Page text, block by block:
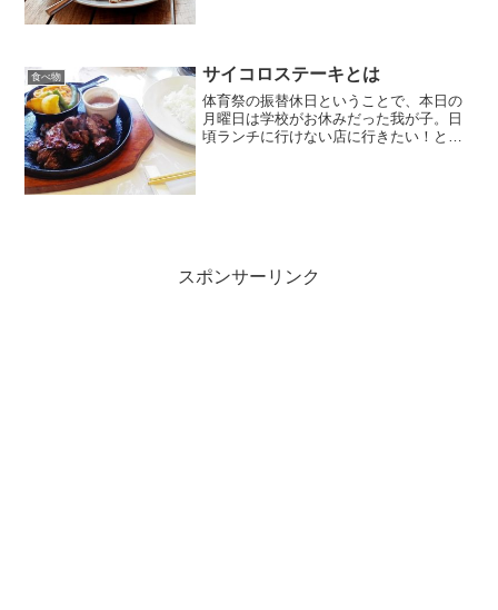
食べ物 サイコロステーキとは
体育祭の振替休日ということで、本日の
月曜日は学校がお休みだった我が子。日
頃ランチに行けない店に行きたい！とい
スポンサーリンク